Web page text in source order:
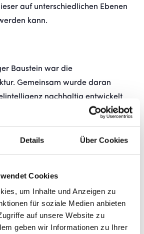
Details Über Cookies
Cookies
um Inhalte und Anzeigen zu
für soziale Medien anbieten
auf unsere Website zu
geben wir Informationen zu Ihrer
auf unterschiedlichen Ebenen
kann.
Baustein war die
Gemeinsam wurde daran
nachhaltig entwickelt
gehört auch eine einheitliche
Räume, Positionen und
künftig noch klarer benannt
über alle Altersstufen hinweg
Geiger unterstützt das NLZ
und Konzeptentwicklung.